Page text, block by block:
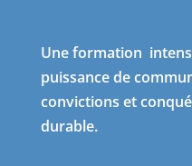
Une formation
puissance de
convictions et
durable.